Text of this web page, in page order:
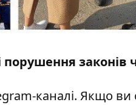
законів
каналі. Якщо ви